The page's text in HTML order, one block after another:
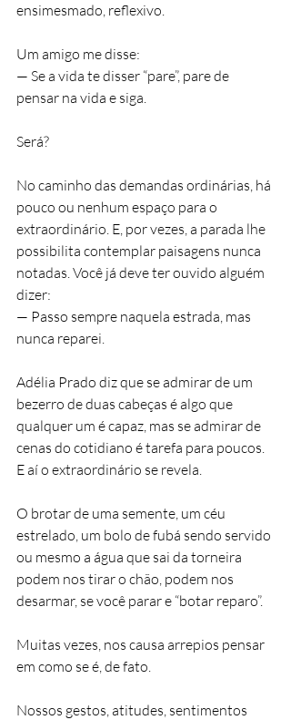
ensimesmado, reflexivo.
Um amigo me disse:
— Se a vida te disser “pare”, pare de
pensar na vida e siga.
Será?
No caminho das demandas ordinárias, há
pouco ou nenhum espaço para o
extraordinário. E, por vezes, a parada lhe
possibilita contemplar paisagens nunca
notadas. Você já deve ter ouvido alguém
dizer:
— Passo sempre naquela estrada, mas
nunca reparei.
Adélia Prado diz que se admirar de um
bezerro de duas cabeças é algo que
qualquer um é capaz, mas se admirar de
cenas do cotidiano é tarefa para poucos.
E aí o extraordinário se revela.
O brotar de uma semente, um céu
estrelado, um bolo de fubá sendo servido
ou mesmo a água que sai da torneira
podem nos tirar o chão, podem nos
desarmar, se você parar e “botar reparo”.
Muitas vezes, nos causa arrepios pensar
em como se é, de fato.
Nossos gestos, atitudes, sentimentos